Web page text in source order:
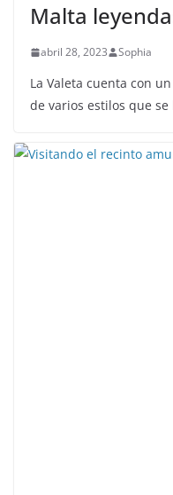
Malta
abril 28, 2023 Sophia
La Valeta cuenta con
de varios estilos que